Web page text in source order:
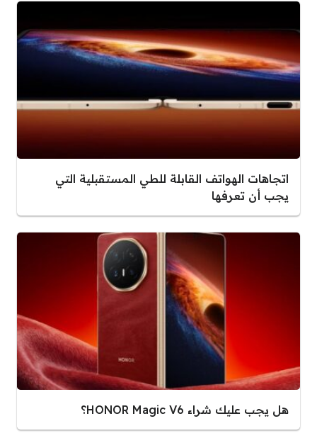
اتجاهات الهواتف القابلة للطي المستقبلية التي
يجب أن تعرفها
هل يجب عليك شراء HONOR Magic V6؟